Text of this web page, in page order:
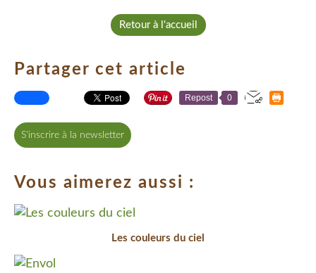
Retour à l'accueil
Partager cet article
Repost 0
S'inscrire à la newsletter
Vous aimerez aussi :
Les couleurs du ciel